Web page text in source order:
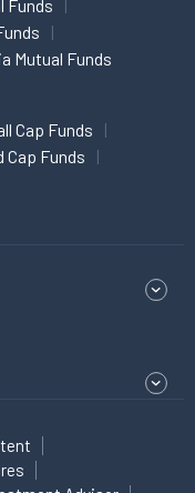
Funds
Mutual Funds
Cap Funds
Cap Funds